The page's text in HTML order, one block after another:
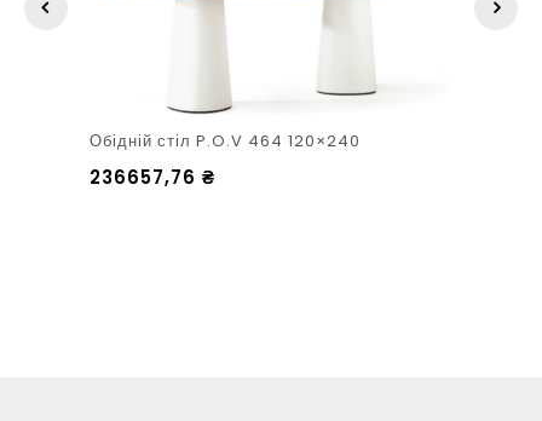
Обідній стіл P.O.V 464 120×240
236657,76 ₴